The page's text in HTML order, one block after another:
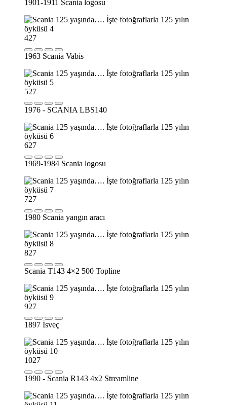
1901-1911 Scania logosu
427
1963 Scania Vabis
527
1976 - SCANIA LBS140
627
1969-1984 Scania logosu
727
1980 Scania yangın aracı
827
Scania T143 4×2 500 Topline
927
1897 İsveç
1027
1990 - Scania R143 4x2 Streamline